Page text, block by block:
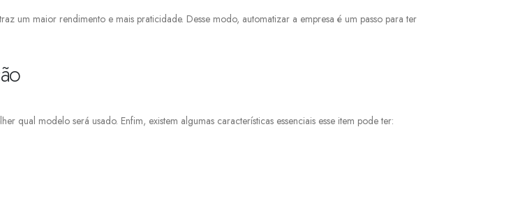
um maior rendimento e mais praticidade. Desse modo, automatizar a empresa é um passo para ter
qual modelo será usado. Enfim, existem algumas características essenciais esse item pode ter: